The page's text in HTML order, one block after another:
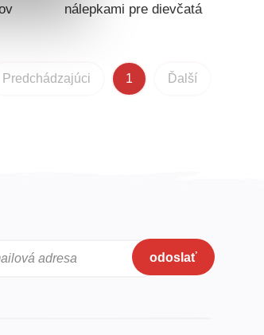
nálepkami pre dievčatá
Predchádzajúci 1 Ďalší
adresa odoslať